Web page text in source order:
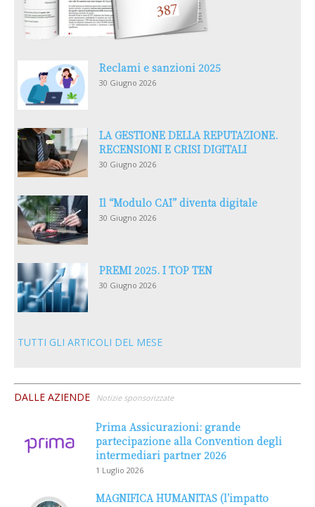
Reclami e sanzioni 2025
30 Giugno 2026
LA GESTIONE DELLA REPUTAZIONE.
RECENSIONI E CRISI DIGITALI
30 Giugno 2026
Il “Modulo CAI” diventa digitale
30 Giugno 2026
PREMI 2025. I TOP TEN
30 Giugno 2026
TUTTI GLI ARTICOLI DEL MESE
DALLE AZIENDE Notizie sponsorizzate
Prima Assicurazioni: grande
partecipazione alla Convention degli
intermediari partner 2026
1 Luglio 2026
MAGNIFICA HUMANITAS (l’impatto